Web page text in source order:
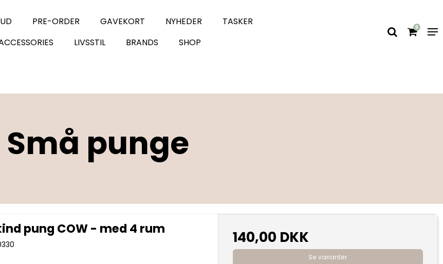
PRE-ORDER GAVEKORT NYHEDER
TASKER
LIVSSTIL BRANDS SHOP
0
Små punge
pung COW - med 4 rum 140,00 DKK
Se varianter